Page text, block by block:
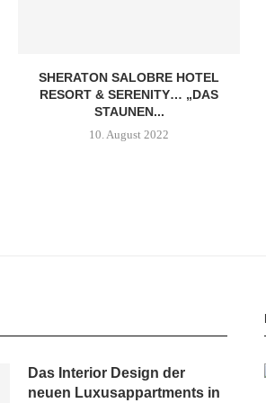
SHERATON SALOBRE HOTEL
RESORT & SERENITY… „DAS
STAUNEN...
10. August 2022
Das Interior Design der
neuen Luxusappartments in